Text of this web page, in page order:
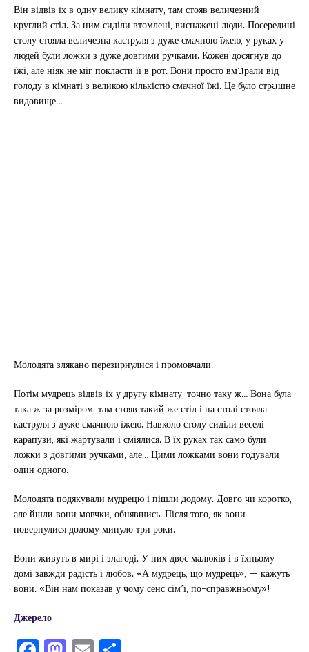
Він відвів їх в одну велику кімнату, там стояв величезний
круглий стіл. За ним сиділи втомлені, виснажені люди. Посередині
столу стояла величезна каструля з дуже смачною їжею, у руках у
людей були ложки з дуже довгими ручками. Кожен досягнув до
їжі, але ніяк не міг покласти її в рот. Вони просто вмuрали від
голоду в кімнаті з великою кількістю смачної їжі. Це було стрaшне
видовище…
Молодята злякано перезирнулися і промовчали.
Потім мудрець відвів їх у другу кімнату, точно таку ж… Вона була
така ж за розміром, там стояв такий же стіл і на столі стояла
каструля з дуже смачною їжею. Навколо столу сиділи веселі
карапузи, які жартували і сміялися. В їх руках так само були
ложки з довгими ручками, але… Цими ложками вони годували
один одного.
Молодята подякували мудрецю і пішли додому. Довго чи коротко,
але йшли вони мовчки, обнявшись. Після того, як вони
повернулися додому минуло три роки.
Вони живуть в мирі і злагоді. У них двоє малюків і в їхньому
домі завжди радість і любов. «А мудрець, що мудрець», — кажуть
вони. «Він нам показав у чому сенс сім’ї, по-справжньому»!
Джерело